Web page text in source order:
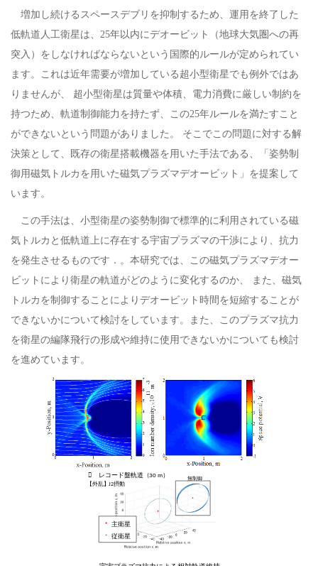
増加し続けるスペースデブリを抑制するため、運用を終了した
低軌道人工衛星は、25年以内にデオービット（地球大気圏への再
突入）をしなければならないという国際的ルールが定められてい
ます。これは近年需要が増加している超小型衛星でも例外ではあ
りませんが、 超小型衛星は質量や体積、電力消費に厳しい制約を
持つため、軌道制御能力を持たず、この25年ルールを満たすこと
ができないという問題がありました。 そこでこの問題に対する解
決策として、既存の衛星搭載機器を用いた手法である、「姿勢制
御用磁気トルカを用いた磁気プラズマデオービット」を提案して
います。
この手法は、小型衛星の姿勢制御で標準的に利用されている磁
気トルカと低軌道上に存在する宇宙プラズマの干渉により、抗力
を発生させるものです．。本研究では、この磁気プラズマデオー
ビットにより衛星の軌道がどのように変化するのか、 また、磁気
トルカを制御することによりデオービット時間を短縮することが
できないかについて検討をしています。また、このプラズマ抗力
を衛星の編隊飛行の形成や維持に使用できないかについても検討
を進めています。